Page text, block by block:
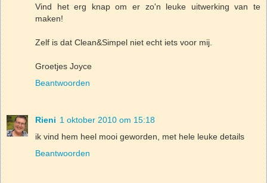
Vind het erg knap om er zo'n leuke uitwerking van te
maken!
Zelf is dat Clean&Simpel niet echt iets voor mij.
Groetjes Joyce
Beantwoorden
Rieni 1 oktober 2010 om 15:18
ik vind hem heel mooi geworden, met hele leuke details
Beantwoorden